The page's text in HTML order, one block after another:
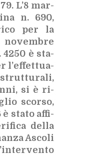
L’8 mar­
n. 690,
per la
4250 è sta­
l’ef­fet­tua­
si è ri­
scor­so,
è sta­to af­fi­
del­la
Asco­li